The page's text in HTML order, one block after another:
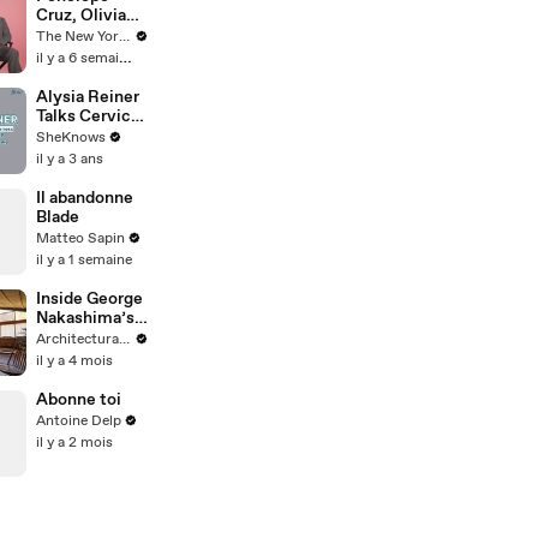
amazing years
Cruz, Olivia
Wilde, and
Seth Rogen
Worst Double
Dates | The
Mini
Interview
The New Yorker
il y a 6 semaines
Alysia Reiner
Talks Cervical
Cancer
Awareness &
What Having a
LEEP
Procedure is
Really Like
SheKnows
il y a 3 ans
Il abandonne
Blade
Matteo Sapin
il y a 1 semaine
Inside George
Nakashima’s
Japanese-
Style Home &
Architectural Digest
il y a 4 mois
Abonne toi
Antoine Delp
il y a 2 mois